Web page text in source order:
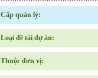
Cấp quản lý:
Loại đề tài dự án:
Thuộc đơn vị: